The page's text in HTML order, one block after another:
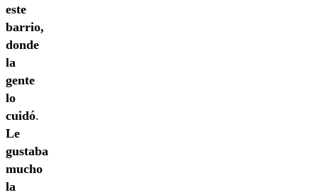
este
barrio,
donde
la
gente
lo
cuidó.
Le
gustaba
mucho
la